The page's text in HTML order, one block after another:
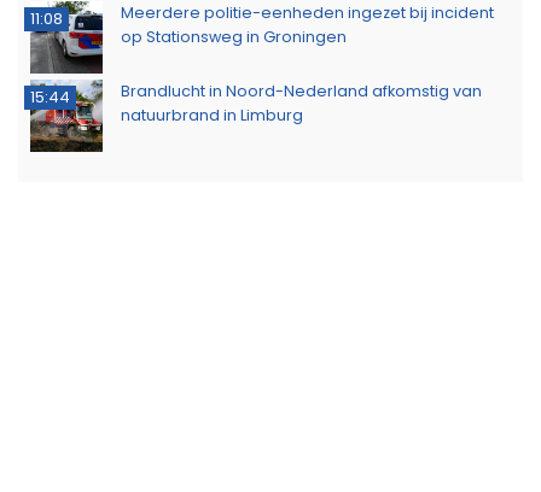
11:08
Meerdere politie-eenheden ingezet bij incident
op Stationsweg in Groningen
15:44
Brandlucht in Noord-Nederland afkomstig van
natuurbrand in Limburg